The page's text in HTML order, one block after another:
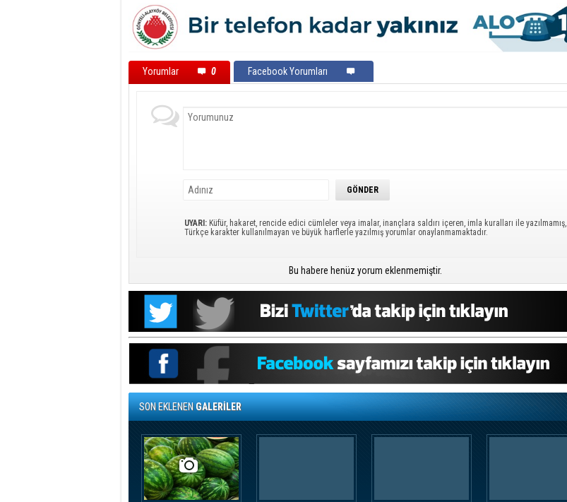
Yorumlar 0 Facebook Yorumları
UYARI: Küfür, hakaret, rencide edici cümleler veya imalar, inançlara saldırı içeren, imla kuralları ile yazılmamış,
Türkçe karakter kullanılmayan ve büyük harflerle yazılmış yorumlar onaylanmamaktadır.
Bu habere henüz yorum eklenmemiştir.
SON EKLENENGALERİLER